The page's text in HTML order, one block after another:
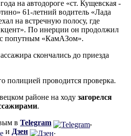
на автодороге «ст. Кущевская -
61-летний водитель «Лада
на встречную полосу, где
По инерции он продолжил
с попутным «КамАЗом».
скончались до приезда
полицией проводится проверка.
районе на ходу загорелся
.
в Telegram
,
и Дзен .